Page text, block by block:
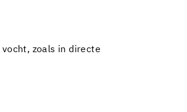
zoals in directe